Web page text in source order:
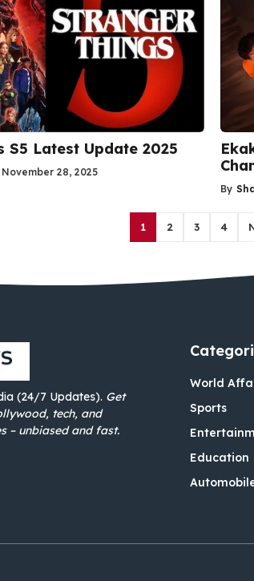
S5 Latest Update 2025
November 28, 2025
By
1 2 3 4
(24/7 Updates). Get
tech, and
– unbiased and fast.
World
Sports
Education